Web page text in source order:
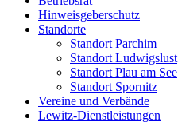
Hinweisgeberschutz
Standorte
Standort Parchim
Standort Ludwigslust
Standort Plau am See
Standort Spornitz
Vereine und Verbände
Lewitz-Dienstleistungen